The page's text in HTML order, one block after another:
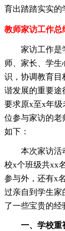
育出踏踏实实的
教师家访工作总
家访工作是
师、家长、学
识，协调教育目
谐发展的重要途
要求原x至x年
位参与家访的老
如下：
本次家访活
校x个班级共xx
参与外，还有x
过亲自到学生家
了一些宝贵的经
一、学校重